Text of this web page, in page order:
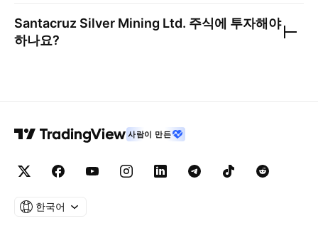
Santacruz Silver Mining Ltd. 주식에 투자해야
하나요?
사람이 만든
한국어